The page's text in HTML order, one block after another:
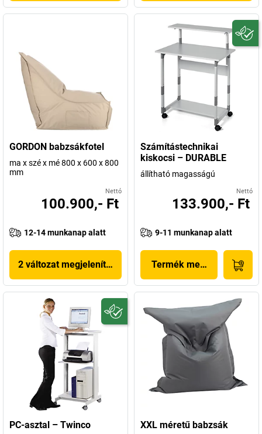
GORDON babzsákfotel
ma x szé x mé 800 x 600 x 800
mm
Nettó
100.900,- Ft
12-14 munkanap alatt
2 változat megjelenítése
Számítástechnikai
kiskocsi – DURABLE
állítható magasságú
Nettó
133.900,- Ft
9-11 munkanap alatt
Termék megjelenítése
PC-asztal – Twinco XXL méretű babzsák